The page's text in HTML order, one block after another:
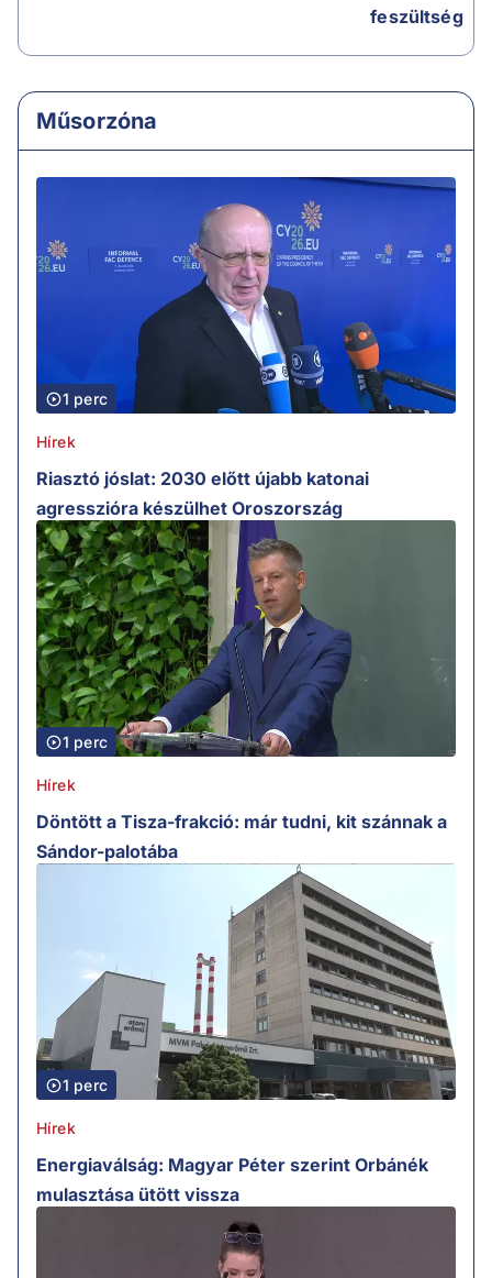
feszültség
Műsorzóna
1 perc
Hírek
Riasztó jóslat: 2030 előtt újabb katonai
agresszióra készülhet Oroszország
1 perc
Hírek
Döntött a Tisza-frakció: már tudni, kit szánnak a
Sándor-palotába
1 perc
Hírek
Energiaválság: Magyar Péter szerint Orbánék
mulasztása ütött vissza